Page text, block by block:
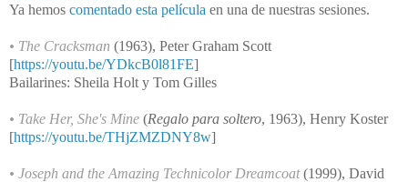
Ya hemos comentado esta película en una de nuestras sesiones.
• The Cracksman (1963), Peter Graham Scott
[https://youtu.be/YDkcB0l81FE]
Bailarines: Sheila Holt y Tom Gilles
• Take Her, She's Mine (Regalo para soltero, 1963), Henry Koster
[https://youtu.be/THjZMZDNY8w]
• Joseph and the Amazing Technicolor Dreamcoat(1999), David